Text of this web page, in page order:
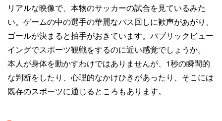
リアルな映像で、本物のサッカーの試合を見ているみた
い。ゲームの中の選手の華麗なパス回しに歓声があがり、
ゴールが決まると拍手がおきています。パブリックビュー
イングでスポーツ観戦をするのに近い感覚でしょうか。
本人が身体を動かすわけではありませんが、1秒の瞬間的
な判断をしたり、心理的なかけひきがあったり、そこには
既存のスポーツに通じるところもあります。